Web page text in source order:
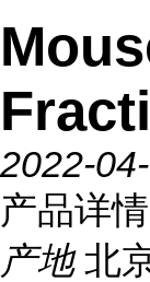
2022-
产品详情
产地 北